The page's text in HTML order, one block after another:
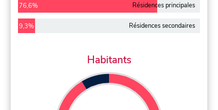
76,6% Résidences principales
9,3% Résidences secondaires
Habitants